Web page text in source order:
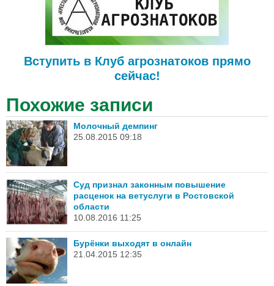
Вступить в Клуб агрознатоков прямо
сейчас!
Похожие записи
Молочный демпинг
25.08.2015 09:18
Суд признал законным повышение
расценок на ветуслуги в Ростовской
области
10.08.2016 11:25
Бурёнки выходят в онлайн
21.04.2015 12:35